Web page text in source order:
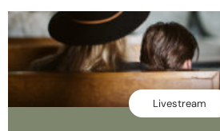
Livestream